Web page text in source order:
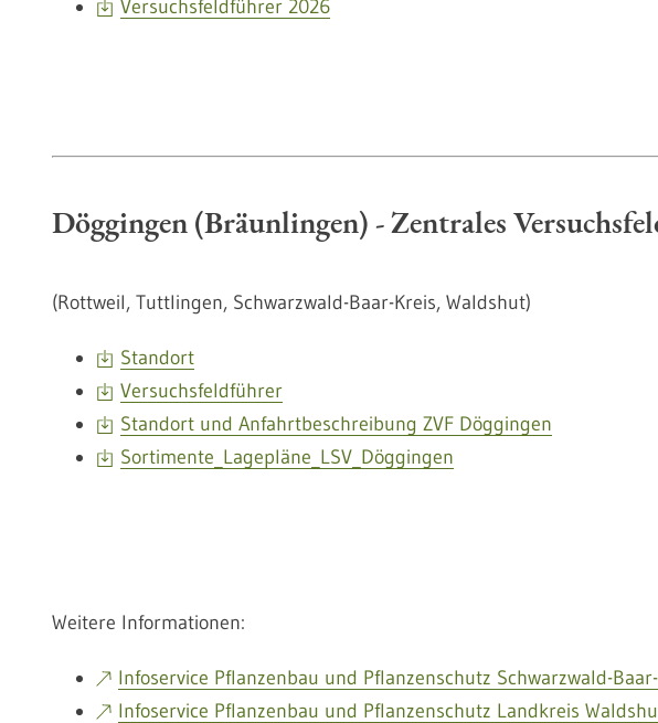
Versuchsfeldführer 2026
Döggingen (Bräunlingen) - Zentrales
(Rottweil, Tuttlingen, Schwarzwald-Baar-Kreis, Waldshut)
Standort
Versuchsfeldführer
Standort und Anfahrtbeschreibung ZVF Döggingen
Sortimente_Lagepläne_LSV_Döggingen
Weitere Informationen:
Infoservice Pflanzenbau und Pflanzenschutz Schwarzwald-
Infoservice Pflanzenbau und Pflanzenschutz Landkreis